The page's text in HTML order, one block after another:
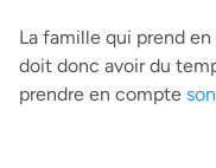
La famille qui prend
doit donc avoir du
prendre en compte